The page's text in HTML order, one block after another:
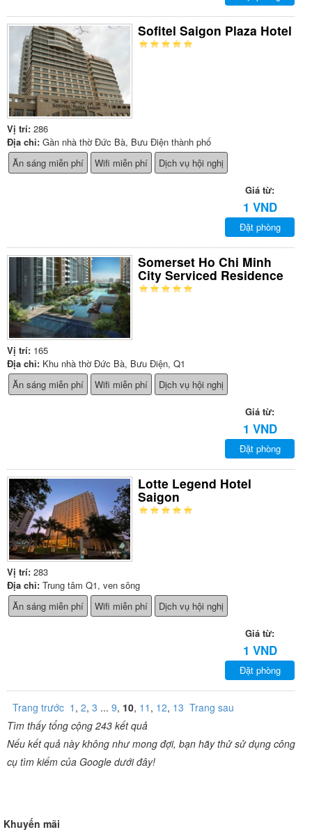
Sofitel Saigon Plaza Hotel
Vị trí: 286
Địa chỉ: Gần nhà thờ Đức Bà, Bưu Điện thành phố
Ăn sáng miễn phí
Wifi miễn phí Dịch vụ hội nghị
Giá từ:
1 VND
Đặt phòng
Somerset Ho Chi Minh
City Serviced Residence
Vị trí: 165
Địa chỉ: Khu nhà thờ Đức Bà, Bưu Điện, Q1
Ăn sáng miễn phí
Wifi miễn phí Dịch vụ hội nghị
Giá từ:
1 VND
Đặt phòng
Lotte Legend Hotel
Saigon
Vị trí: 283
Địa chỉ: Trung tâm Q1, ven sông
Ăn sáng miễn phí
Wifi miễn phí Dịch vụ hội nghị
Giá từ:
1 VND
Đặt phòng
Trang trước 1 , 2, 3 ... 9, 10, 11 , 12, 13 Trang sau
Tìm thấy tổng cộng 243 kết quả
Nếu kết quả này không như mong đợi, bạn hãy thử sử dụng công
cụ tìm kiếm của Google dưới đây!
Khuyến mãi